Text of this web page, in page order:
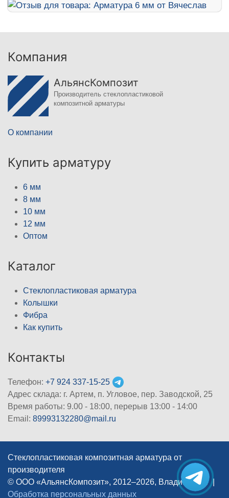
Компания
АльянсКомпозит
Производитель стеклопластиковой
композитной арматуры
О компании
Купить арматуру
6 мм
8 мм
10 мм
12 мм
Оптом
Каталог
Стеклопластиковая арматура
Колышки
Фибра
Как купить
Контакты
Телефон: +7 924 337-15-25
Адрес склада: г. Артем, п. Угловое, пер. Заводской, 25
Время работы: 9.00 - 18:00, перерыв 13:00 - 14:00
Email: 89993132280@mail.ru
Стеклопластиковая композитная арматура от
производителя
© ООО «АльянсКомпозит», 2012–2026, Владивосток
|
Обработка персональных данных